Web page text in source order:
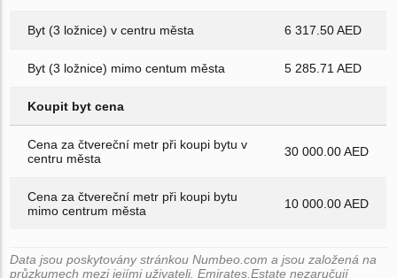
Byt (3 ložnice) v centru města 6 317.50 AED
Byt (3 ložnice) mimo centum města 5 285.71 AED
Koupit byt cena
Cena za čtvereční metr při koupi bytu v
centru města
30 000.00 AED
Cena za čtvereční metr při koupi bytu
mimo centrum města
10 000.00 AED
Data jsou poskytovány stránkou Numbeo.com a jsou založená na
průzkumech mezi jejími uživateli. Emirates.Estate nezaručují